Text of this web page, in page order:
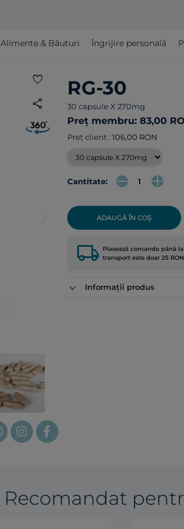
Alimente & Băuturi Îngrijire personală
favorite
share
RG-30
30 capsule X 270mg
Preț membru: 83,00
Preț client : 106,00 RON
Cantitate:
ADAUGĂ ÎN COȘ
local_shipping Plasează comanda până
transport este doar 25
Informații produs
Recomandat